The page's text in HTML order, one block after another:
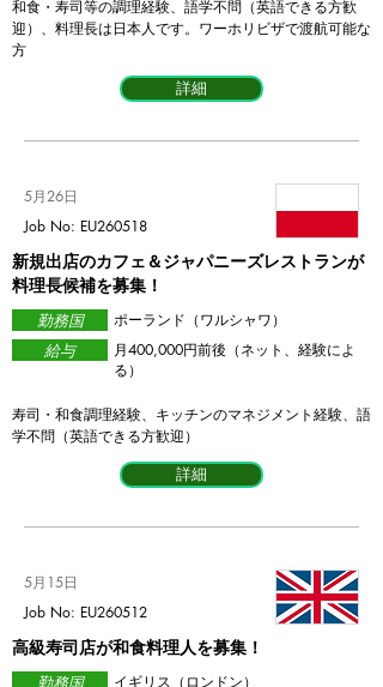
和食・寿司等の調理経験、語学不問（英語できる方歓
迎）、料理長は日本人です。ワーホリビザで渡航可能な
方
詳細
5月26日
Job No: EU260518
新規出店のカフェ＆ジャパニーズレストランが
料理長候補を募集！
勤務国 ポーランド（ワルシャワ）
給与
​月400,000円前後（ネット、経験によ
る）
寿司・和食調理経験、キッチンのマネジメント経験、語
学不問（英語できる方歓迎）
詳細
5月15日
Job No: EU260512
高級寿司店が和食料理人を募集！
勤務国 イギリス（ロンドン）